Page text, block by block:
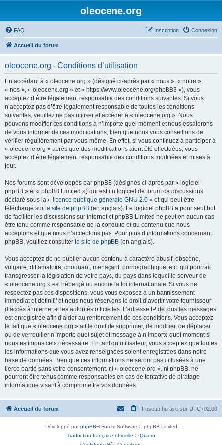
oleocene.org
FAQ Connexion
Inscription
Accueil du forum
oleocene.org - Conditions d’utilisation
En accédant à « oleocene.org » (désigné ci-après par « nous », « notre »,
« nos », « oleocene.org » et « https://www.oleocene.org/phpBB3 »), vous
acceptez d’être légalement responsable des conditions suivantes. Si vous
n’acceptez pas d’être légalement responsable de toutes les conditions
suivantes, veuillez ne pas utiliser et accéder à « oleocene.org ». Nous
pouvons modifier ces conditions à n’importe quel moment et nous essaierons
de vous informer de ces modifications, bien que nous vous conseillons de
vérifier régulièrement par vous-même. En effet, si vous continuez à participer à
« oleocene.org » après que des modifications aient été effectuées, vous
acceptez d’être légalement responsable des conditions modifiées et mises à
jour.
Nos forums sont développés par phpBB (désignés ci-après par « logiciel
phpBB » et « phpBB Limited ») qui est un logiciel de forum de discussions
déclaré sous la « licence publique générale GNU 2.0 » et qui peut être
téléchargé sur le site de phpBB (en anglais). Le logiciel phpBB a pour seul but
de faciliter les discussions sur internet et phpBB Limited ne peut en aucun cas
être tenu comme responsable de la conduite et du contenu que nous
acceptons et que nous n’acceptons pas. Pour plus d’informations concernant
phpBB, veuillez consulter le site de phpBB (en anglais).
Vous acceptez de ne publier aucun contenu à caractère abusif, obscène,
vulgaire, diffamatoire, choquant, menaçant, pornographique, etc. qui pourrait
transgresser la législation de votre pays, du pays dans lequel le serveur de
« oleocene.org » est hébergé ou encore la loi internationale. Si vous ne
respectez pas ces dispositions, vous vous exposez à un bannissement
immédiat et définitif et nous nous réservons le droit d’avertir votre fournisseur
d’accès à internet et les autorités officielles. L’adresse IP de tous les messages
est enregistrée afin d’aider au renforcement de ces conditions. Vous acceptez
le fait que « oleocene.org » ait le droit de supprimer, de modifier, de déplacer
ou de verrouiller n’importe quel sujet et message à n’importe quel moment si
nous estimons cela nécessaire. En tant qu’utilisateur, vous acceptez que toutes
les informations que vous avez renseignées soient enregistrées dans notre
base de données. Bien que ces informations ne seront pas diffusées à une
tierce partie sans votre consentement, ni « oleocene.org », ni phpBB, ne
pourront être tenus comme responsables en cas de tentative de piratage
informatique visant à compromettre vos données.
Accueil du forum Fuseau horaire sur UTC+02:00
Développé parphpBB® Forum Software © phpBB Limited
Traduction française officielle ©Qiaeru